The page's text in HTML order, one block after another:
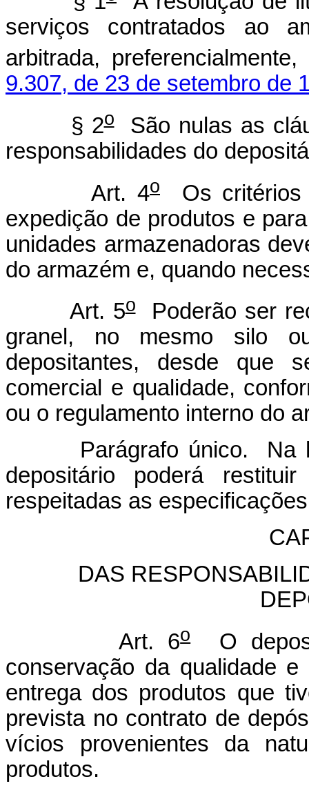
serviços contratados ao
arbitrada,
9.307, de 23 de setembro de
§ 2oSão nulas as
responsabilidades do
Art. 4o
Os critérios
expedição de produtos e
unidades armazenadoras
do armazém e, quando
Art. 5oPoderão ser
granel, no mesmo silo
depositantes, desde que
comercial e qualidade,
ou o regulamento interno do
Parágrafo único. Na
depositário poderá
respeitadas as
DAS
Art. 6oO
conservação da qualidade
entrega dos produtos que
prevista no contrato de
vícios provenientes da
produtos.